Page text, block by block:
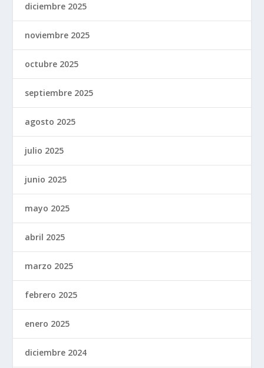
diciembre 2025
noviembre 2025
octubre 2025
septiembre 2025
agosto 2025
julio 2025
junio 2025
mayo 2025
abril 2025
marzo 2025
febrero 2025
enero 2025
diciembre 2024